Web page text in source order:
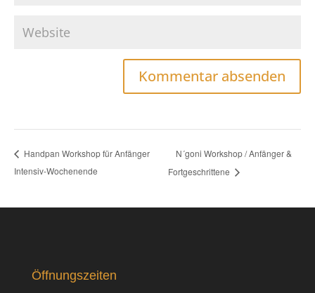
Handpan Workshop für Anfänger
Intensiv-Wochenende
N´goni Workshop / Anfänger &
Fortgeschrittene
Öffnungszeiten